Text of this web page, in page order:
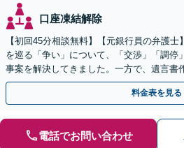
口座凍結解除
【初回45分相談無料】【元銀行員の弁護
を巡る「争い」について、「交渉」「調停
事案を解決してきました。一方で、遺言書
め、遺産の換価・名義変更等々の業務も大
料金表を見る
電話でお問い合わせ